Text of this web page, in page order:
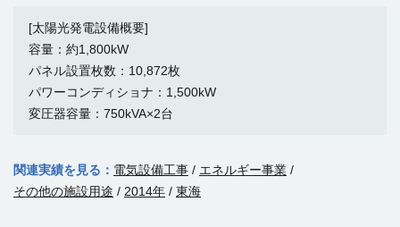
[太陽光発電設備概要]
容量：約1,800kW
パネル設置枚数：10,872枚
パワーコンディショナ：1,500kW
変圧器容量：750kVA×2台
関連実績を見る： 電気設備工事 / エネルギー事業 /
その他の施設用途 / 2014年 / 東海